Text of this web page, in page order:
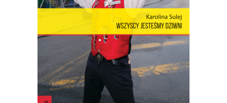
cyrków, wesołych miasteczek – to wciąż
rezerwuar estetyki, idei, marzeń i lęków,
z których jest zbudowana popkultura.
36.00zł 23.40zł
KSIĄŻKA DO KOSZYKA